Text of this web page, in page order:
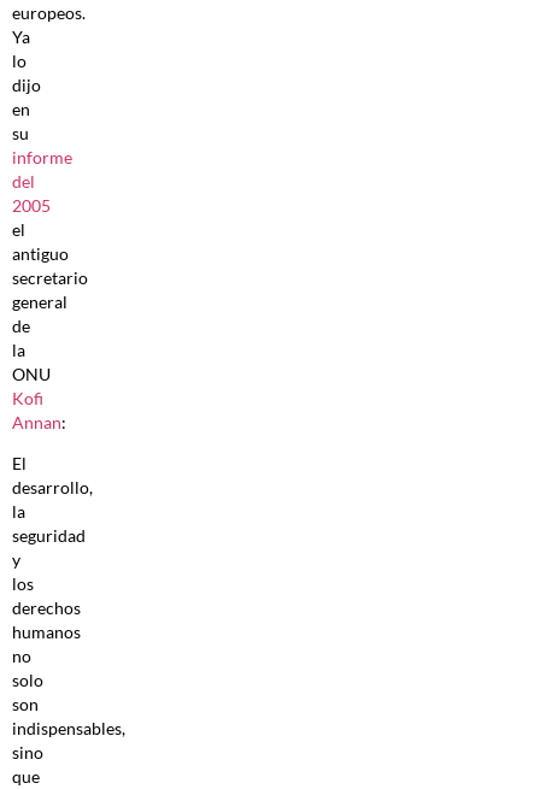
europeos.
Ya
lo
dijo
en
su
informe
del
2005
el
antiguo
secretario
general
de
la
ONU
Kofi
Annan:
El
desarrollo,
la
seguridad
y
los
derechos
humanos
no
solo
son
indispensables,
sino
que